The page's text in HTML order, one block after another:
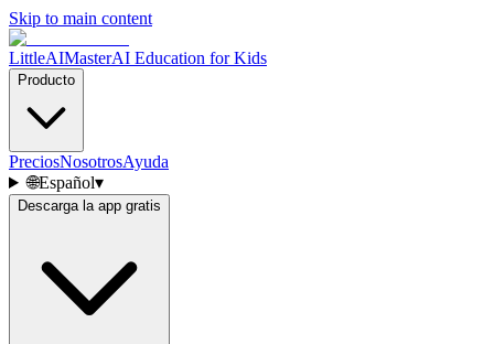
Skip to main content
LittleAIMasterAI Education for Kids
Producto
PreciosNosotrosAyuda
🌐Español▾
Descarga la app gratis